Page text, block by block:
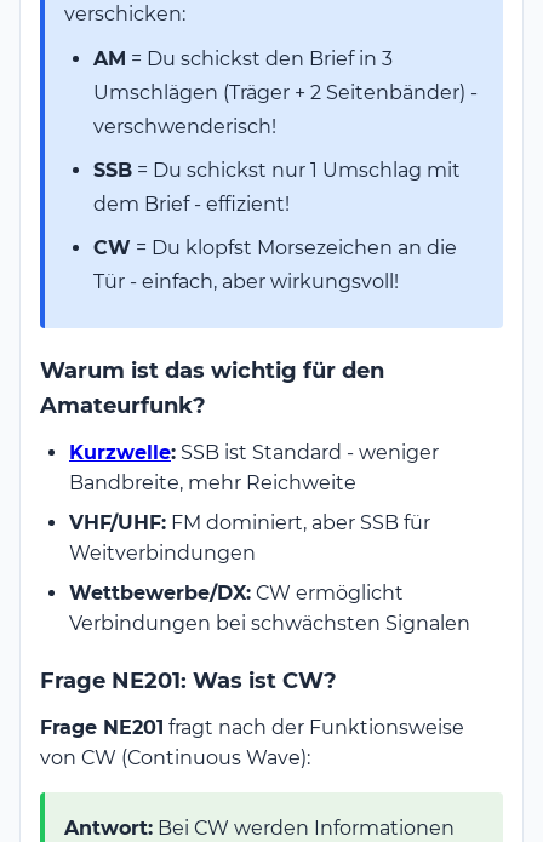
verschicken:
AM = Du schickst den Brief in 3
Umschlägen (Träger + 2 Seitenbänder) -
verschwenderisch!
SSB = Du schickst nur 1 Umschlag mit
dem Brief - effizient!
CW = Du klopfst Morsezeichen an die
Tür - einfach, aber wirkungsvoll!
Warum ist das wichtig für den
Amateurfunk?
Kurzwelle: SSB ist Standard - weniger
Bandbreite, mehr Reichweite
VHF/UHF: FM dominiert, aber SSB für
Weitverbindungen
Wettbewerbe/DX: CW ermöglicht
Verbindungen bei schwächsten Signalen
Frage NE201: Was ist CW?
Frage NE201 fragt nach der Funktionsweise
von CW (Continuous Wave):
Antwort: Bei CW werden Informationen